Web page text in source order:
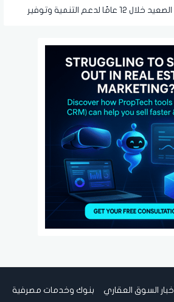
الصعيد خلال 12 عامًا لدعم التنمية وتوفير
أخبار السوق العقاري بنوك وخدمات مصرفية